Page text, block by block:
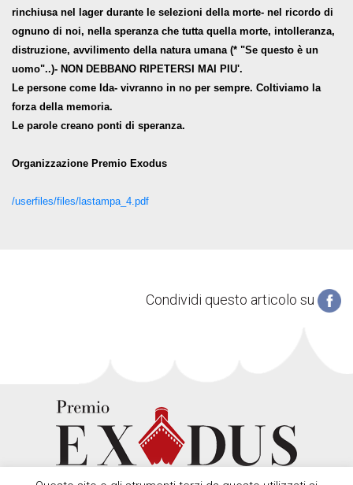
rinchiusa nel lager durante le selezioni della morte- nel ricordo di
ognuno di noi, nella speranza che tutta quella morte, intolleranza,
distruzione, avvilimento della natura umana (* "Se questo è un
uomo"..)- NON DEBBANO RIPETERSI MAI PIU'.
Le persone come Ida- vivranno in no per sempre. Coltiviamo la
forza della memoria.
Le parole creano ponti di speranza.
Organizzazione Premio Exodus
/userfiles/files/lastampa_4.pdf
Condividi questo articolo su